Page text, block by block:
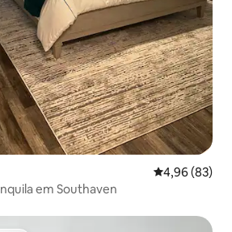
4,96 de uma
4,96 (83)
em Southaven